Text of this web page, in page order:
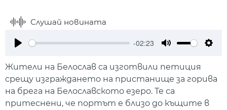
Слушай новината
-02:23
Жители на Белослав са изготвили петиция
срещу изграждането на пристанище за горива
на брега на Белославското езеро. Те са
притеснени, че портът е близо до къщите в